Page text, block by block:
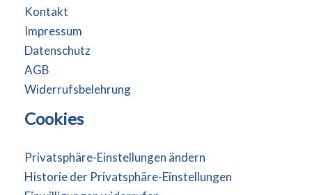
Kontakt
Impressum
Datenschutz
AGB
Widerrufsbelehrung
Cookies
Privatsphäre-Einstellungen ändern
Historie der Privatsphäre-Einstellungen